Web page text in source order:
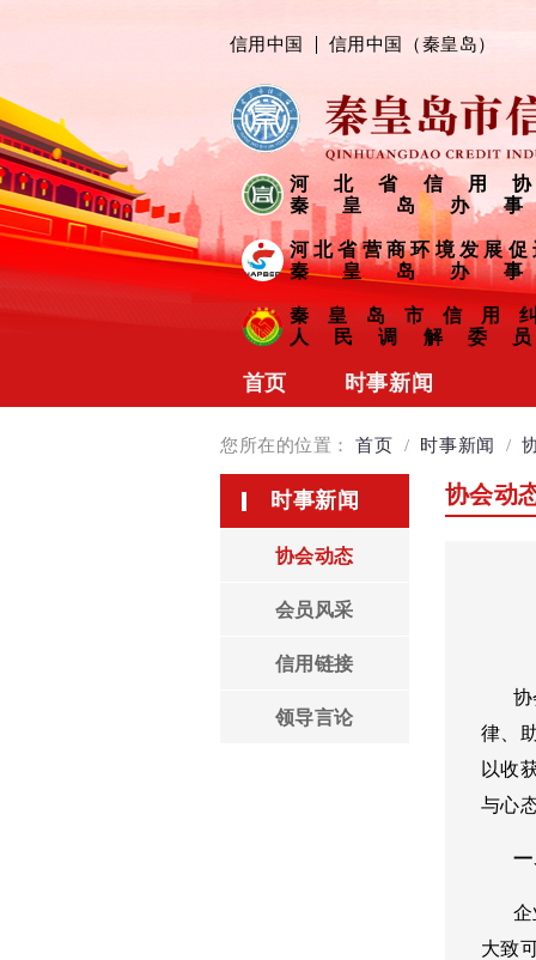
信用中国 信用中国（秦皇岛）
河北省信用
秦皇岛办事
河北省营商环境发展促
秦皇岛办事
秦皇岛市信用
人民调解委
首页
时事新闻
会员风采
领导言论
您所在的位置：首页 / 时事新闻 /
时事新闻
协会动态
会员风采
信用链接
领导言论
协会动
协会
律、
以收
与心
一
大致